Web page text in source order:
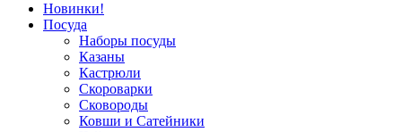
Новинки!
Посуда
Наборы посуды
Казаны
Кастрюли
Скороварки
Сковороды
Ковши и Сатейники